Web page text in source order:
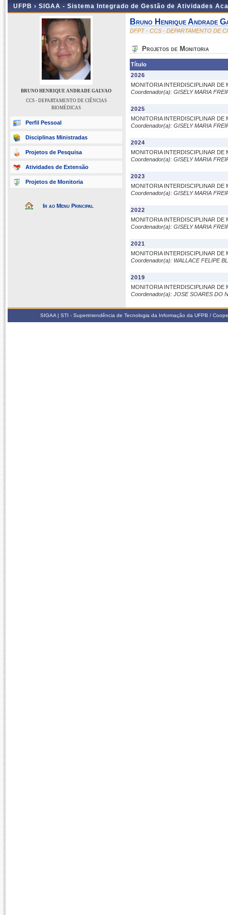
UFPB › SIGAA - Sistema Integrado de Gestão de Atividades
BRUNO HENRIQUE ANDRADE GALVAO
CCS - DEPARTAMENTO DE CIÊNCIAS
BIOMÉDICAS
Perfil Pessoal
Disciplinas Ministradas
Projetos de Pesquisa
Atividades de Extensão
Projetos de Monitoria
Ir ao Menu Principal
Bruno Henrique Andrade
DFPT - CCS - DEPARTAMENTO DE
Projetos de Monitoria
Título
2026
MONITORIA INTERDISCIPLINAR DE
Coordenador(a): GISELY MARIA
2025
MONITORIA INTERDISCIPLINAR DE
Coordenador(a): GISELY MARIA
2024
MONITORIA INTERDISCIPLINAR DE
Coordenador(a): GISELY MARIA
2023
MONITORIA INTERDISCIPLINAR DE
Coordenador(a): GISELY MARIA
2022
MONITORIA INTERDISCIPLINAR DE
Coordenador(a): GISELY MARIA
2021
MONITORIA INTERDISCIPLINAR DE
Coordenador(a): WALLACE FELIPE
2019
MONITORIA INTERDISCIPLINAR DE
Coordenador(a): JOSE SOARES DO
SIGAA | STI - Superintendência de Tecnologia da Informação da UFPB /